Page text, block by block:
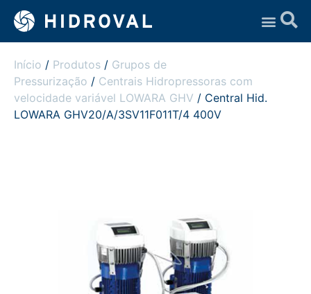
Início / Produtos / Grupos de
Pressurização / Centrais Hidropressoras com
velocidade variável LOWARA GHV / Central Hid.
LOWARA GHV20/A/3SV11F011T/4 400V